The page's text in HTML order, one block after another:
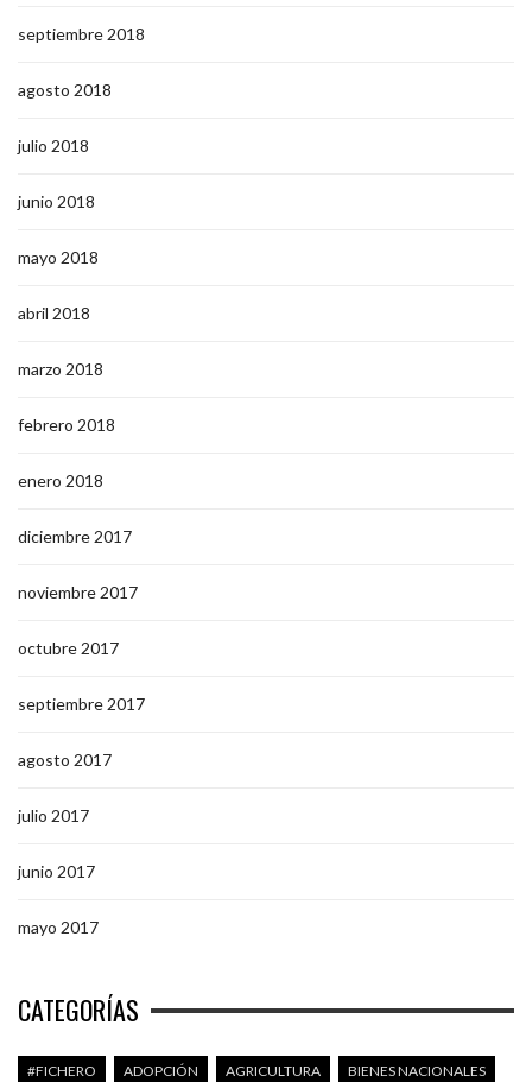
septiembre 2018
agosto 2018
julio 2018
junio 2018
mayo 2018
abril 2018
marzo 2018
febrero 2018
enero 2018
diciembre 2017
noviembre 2017
octubre 2017
septiembre 2017
agosto 2017
julio 2017
junio 2017
mayo 2017
CATEGORÍAS
#FICHERO ADOPCIÓN AGRICULTURA BIENES NACIONALES